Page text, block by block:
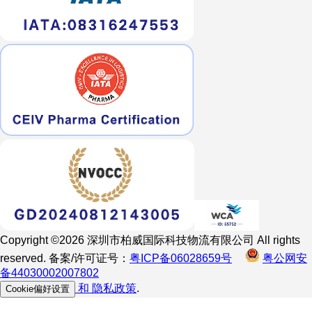
Copyright ©2026 深圳市柏威国际科技物流有限公司 All rights
reserved. 备案/许可证号： 粤ICP备06028659号
粤公网安
备44030002007802
Cookie偏好设置 和 隐私政策.